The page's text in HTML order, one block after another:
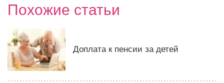
Похожие статьи
Доплата к пенсии за детей